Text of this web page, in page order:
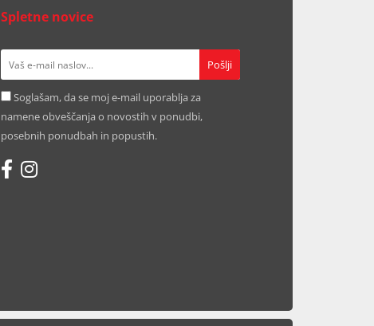
Spletne novice
Soglašam, da se moj e-mail uporablja za
namene obveščanja o novostih v ponudbi,
posebnih ponudbah in popustih.